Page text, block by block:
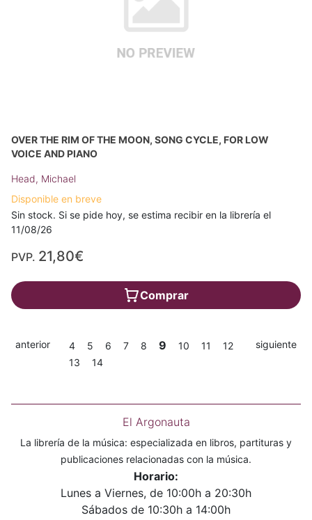
OVER THE RIM OF THE MOON, SONG CYCLE, FOR LOW
VOICE AND PIANO
Head, Michael
Disponible en breve
Sin stock. Si se pide hoy, se estima recibir en la librería el
11/08/26
PVP. 21,80€
Comprar
anterior 4 5 6 7 8 9 10 11
12
13
14
siguiente
El Argonauta
La librería de la música: especializada en libros, partituras y
publicaciones relacionadas con la música.
Horario:
Lunes a Viernes, de 10:00h a 20:30h
Sábados de 10:30h a 14:00h